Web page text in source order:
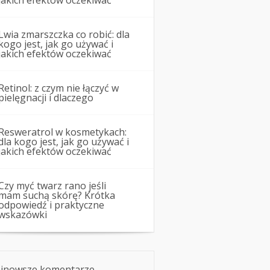
zmarszczka co robić: dla
jest, jak go używać i
efektów oczekiwać
z czym nie łączyć w
i dlaczego
w kosmetykach:
kogo jest, jak go używać i
efektów oczekiwać
myć twarz rano jeśli
suchą skórę? Krótka
i praktyczne